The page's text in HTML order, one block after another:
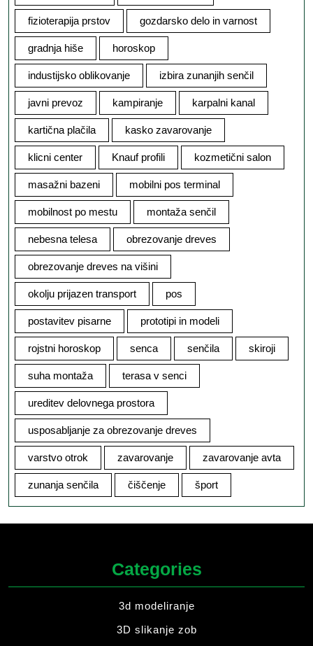
fizioterapija prstov gozdarsko delo in varnost
gradnja hiše horoskop
industijsko oblikovanje izbira zunanjih senčil
javni prevoz kampiranje karpalni kanal
kartična plačila kasko zavarovanje
klicni center Knauf profili kozmetični salon
masažni bazeni mobilni pos terminal
mobilnost po mestu montaža senčil
nebesna telesa obrezovanje dreves
obrezovanje dreves na višini
okolju prijazen transport pos
postavitev pisarne prototipi in modeli
rojstni horoskop senca senčila skiroji
suha montaža terasa v senci
ureditev delovnega prostora
usposabljanje za obrezovanje dreves
varstvo otrok zavarovanje zavarovanje avta
zunanja senčila čiščenje šport
Categories
3d modeliranje
3D slikanje zob